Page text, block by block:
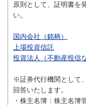
原則として、証明書を
い。
国内会社（銘柄）
上場投資信託
投資法人（不動産投信
※証券代行機関として
回答いたします。
・株主名簿：株主名簿